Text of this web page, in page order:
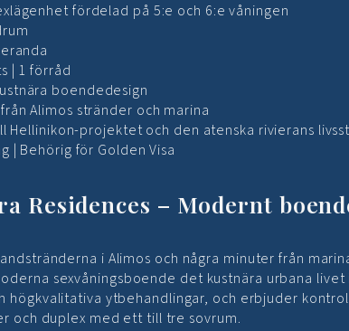
fördelad på 5:e och 6:e våningen
| 1 förråd
boendedesign
Alimos stränder och marina
Hellinikon-projektet och den atenska rivierans
| Behörig för Golden Visa
Residences – Modernt
i Alimos och några minuter från
sexvåningsboende det kustnära urbana livet
högkvalitativa ytbehandlingar, och erbjuder
och duplex med ett till tre sovrum.